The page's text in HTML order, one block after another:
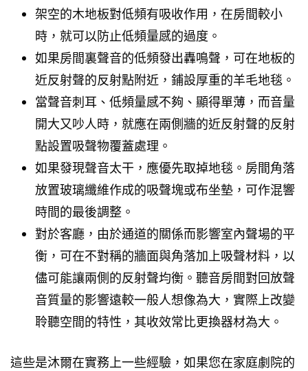
架空的木地板對低頻有吸收作用，在房間較小
時，就可以防止低頻量感的過度。
如果房間裏聲音的低頻發出轟鳴聲，可在地板的
近反射聲的反射點附近，鋪設厚重的羊毛地毯。
當聲音刺耳、低頻量感不夠、顯得單薄，而音量
開大又吵人時，就應在兩側牆的近反射聲的反射
點設置吸聲物覆蓋處理。
如果發現聲音太干，應優先取掉地毯。房間角落
放置玻璃纖維作成的吸聲塊或布坐墊，可作混響
時間的最後調整。
對於客廳，由於通道的關係而影響室內聲場的平
衡，可在不對稱的牆面與角落加上吸聲材料，以
儘可能讓兩側的反射聲均衡。聽音房間對回放聲
音質量的影響遠較一般人想像為大，實際上改變
聆聽空間的特性，其收效常比更換器材為大。
這些是沐爾在實務上一些經驗，如果您在家庭劇院的